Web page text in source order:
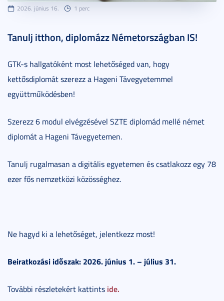
2026. június 16. 1 perc
Tanulj itthon, diplomázz Németországban IS!
GTK-s hallgatóként most lehetőséged van, hogy
kettősdiplomát szerezz a Hageni Távegyetemmel
együttműködésben!
Szerezz 6 modul elvégzésével SZTE diplomád mellé német
diplomát a Hageni Távegyetemen.
Tanulj rugalmasan a digitális egyetemen és csatlakozz egy 78
ezer fős nemzetközi közösséghez.
Ne hagyd ki a lehetőséget, jelentkezz most!
Beiratkozási időszak: 2026. június 1. – július 31.
További részletekért kattints ide.